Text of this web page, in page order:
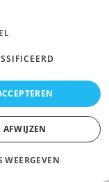
AFWIJZEN
WEERGEVEN